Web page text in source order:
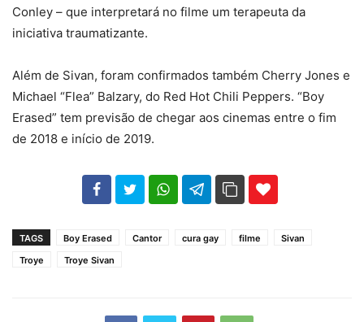
Conley – que interpretará no filme um terapeuta da
iniciativa traumatizante.
Além de Sivan, foram confirmados também Cherry Jones e
Michael “Flea” Balzary, do Red Hot Chili Peppers. “Boy
Erased” tem previsão de chegar aos cinemas entre o fim
de 2018 e início de 2019.
102 35
TAGS Boy Erased Cantor cura gay filme
Sivan
Troye
Troye Sivan